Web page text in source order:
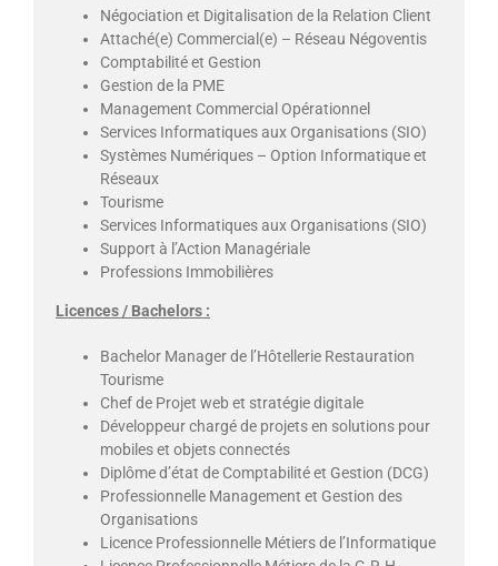
Négociation et Digitalisation de la Relation Client
Attaché(e) Commercial(e) – Réseau Négoventis
Comptabilité et Gestion
Gestion de la PME
Management Commercial Opérationnel
Services Informatiques aux Organisations (SIO)
Systèmes Numériques – Option Informatique et
Réseaux
Tourisme
Services Informatiques aux Organisations (SIO)
Support à l’Action Managériale
Professions Immobilières
Licences / Bachelors :
Bachelor Manager de l’Hôtellerie Restauration
Tourisme
Chef de Projet web et stratégie digitale
Développeur chargé de projets en solutions pour
mobiles et objets connectés
Diplôme d’état de Comptabilité et Gestion (DCG)
Professionnelle Management et Gestion des
Organisations
Licence Professionnelle Métiers de l’Informatique